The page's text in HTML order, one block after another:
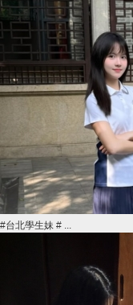
#台北學生妹 # ...